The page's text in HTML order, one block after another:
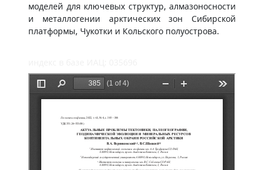
моделей для ключевых структур, алмазоносности
и металлогении арктических зон Сибирской
платформы, Чукотки и Кольского полуострова.